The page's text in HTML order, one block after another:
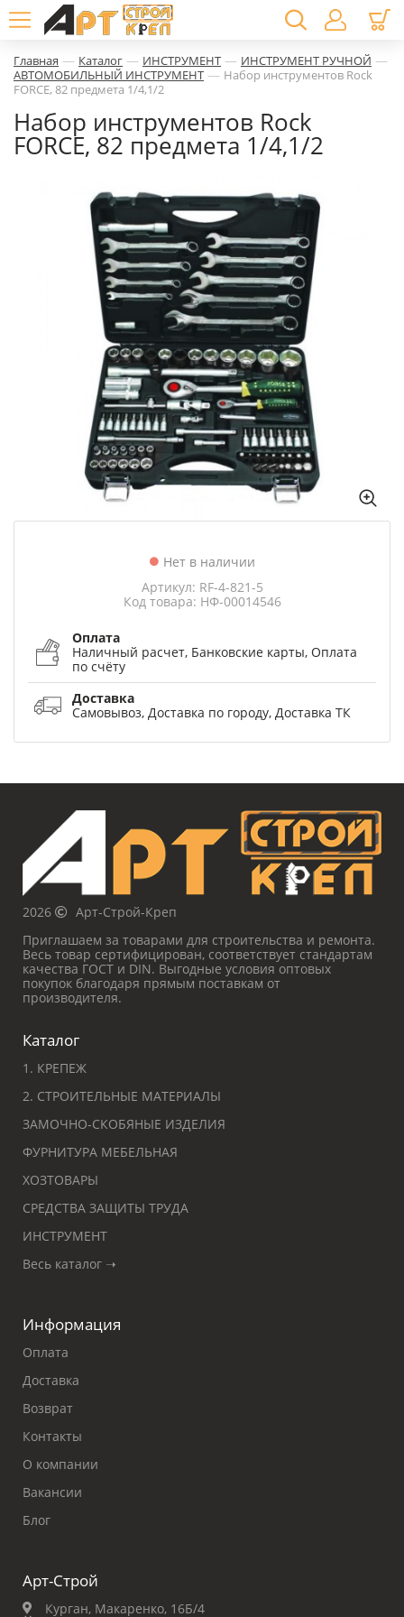
Главная — Каталог — ИНСТРУМЕНТ — ИНСТРУМЕНТ РУЧНОЙ —
АВТОМОБИЛЬНЫЙ ИНСТРУМЕНТ — Набор инструментов Rock
FORCE, 82 предмета 1/4,1/2
Набор инструментов Rock
FORCE, 82 предмета 1/4,1/2
Нет в наличии
Артикул: RF-4-821-5
Код товара: НФ-00014546
Оплата
Наличный расчет, Банковские карты, Оплата
по счёту
Доставка
Самовывоз, Доставка по городу, Доставка ТК
2026
Арт-Строй-Креп
Приглашаем за товарами для строительства и ремонта.
Весь товар сертифицирован, соответствует стандартам
качества ГОСТ и DIN. Выгодные условия оптовых
покупок благодаря прямым поставкам от
производителя.
Каталог
1. КРЕПЕЖ
2. СТРОИТЕЛЬНЫЕ МАТЕРИАЛЫ
ЗАМОЧНО-СКОБЯНЫЕ ИЗДЕЛИЯ
ФУРНИТУРА МЕБЕЛЬНАЯ
ХОЗТОВАРЫ
СРЕДСТВА ЗАЩИТЫ ТРУДА
ИНСТРУМЕНТ
Весь каталог ➝
Информация
Оплата
Доставка
Возврат
Контакты
О компании
Вакансии
Блог
Арт-Строй
Курган, Макаренко, 16Б/4